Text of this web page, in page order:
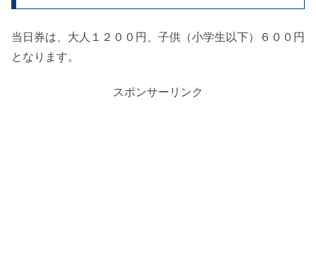
当日券は、大人１２００円、子供（小学生以下）６００円
となります。
スポンサーリンク